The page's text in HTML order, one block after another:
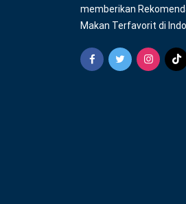
memberikan
Makan Terfavorit di